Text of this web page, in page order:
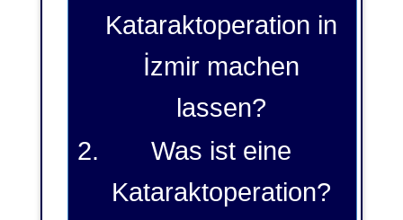
Kataraktoperation in
İzmir machen
lassen?
Was ist eine
Kataraktoperation?